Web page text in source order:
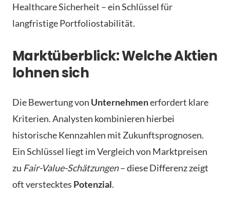
Healthcare Sicherheit – ein Schlüssel für
langfristige Portfoliostabilität.
Marktüberblick: Welche Aktien
lohnen sich
Die Bewertung von Unternehmenerfordert klare
Kriterien. Analysten kombinieren hierbei
historische Kennzahlen mit Zukunftsprognosen.
Ein Schlüssel liegt im Vergleich von Marktpreisen
zu Fair-Value-Schätzungen– diese Differenz zeigt
oft verstecktes Potenzial.